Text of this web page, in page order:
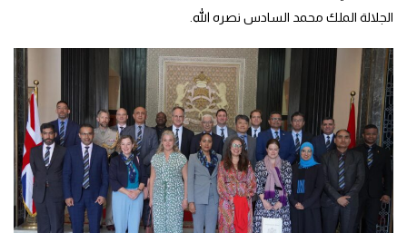
الجلالة الملك محمد السادس نصره الله.